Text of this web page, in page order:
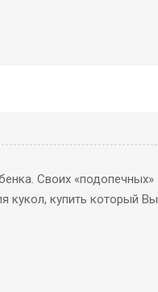
Своих «подопечных»
кукол, купить который Вы